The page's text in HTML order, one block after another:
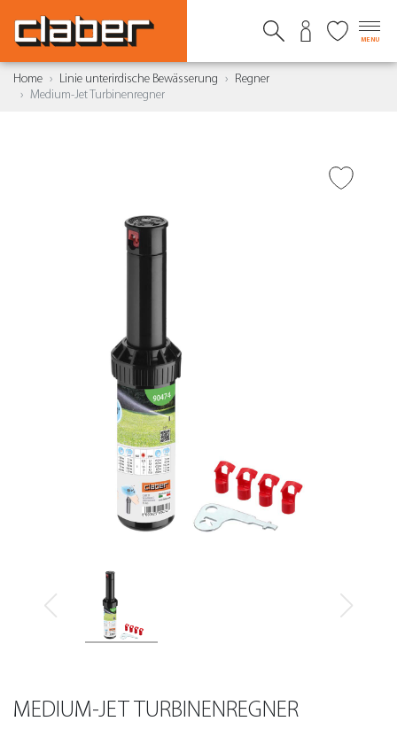
MENU
Home Linie unterirdische Bewässerung
Regner
Medium-Jet Turbinenregner
MEDIUM-JET TURBINENREGNER